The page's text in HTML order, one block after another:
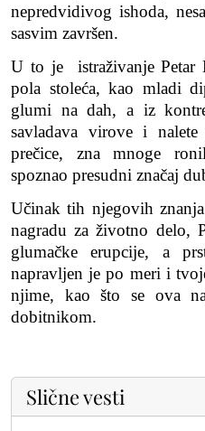
nepredvidivog ishoda,
sasvim završen.
U to je istraživanje Petar
pola stoleća, kao mladi
glumi na dah, a iz
savladava virove i nalete
prečice, zna mnoge
spoznao presudni značaj
Učinak tih njegovih znanja
nagradu za životno delo,
glumačke erupcije, a
napravljen je po meri i
njime, kao što se ova
dobitnikom.
Slične vesti